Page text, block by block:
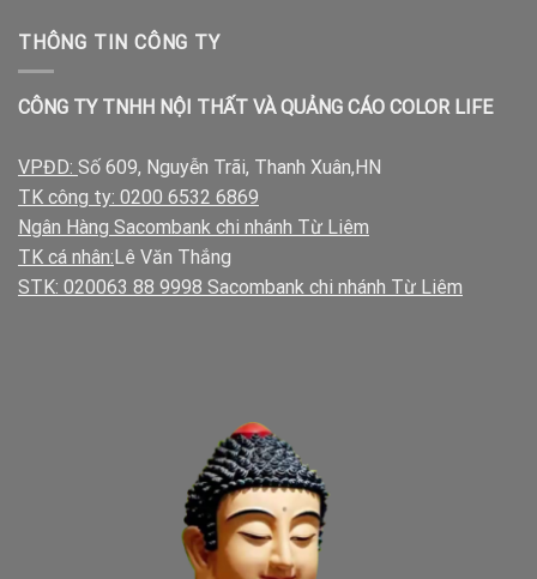
THÔNG TIN CÔNG TY
CÔNG TY TNHH NỘI THẤT VÀ QUẢNG CÁO COLOR LIFE
VPĐD: Số 609, Nguyễn Trãi, Thanh Xuân,HN
TK công ty: 0200 6532 6869
Ngân Hàng Sacombank chi nhánh Từ Liêm
TK cá nhân:Lê Văn Thắng
STK: 020063 88 9998 Sacombank chi nhánh Từ Liêm